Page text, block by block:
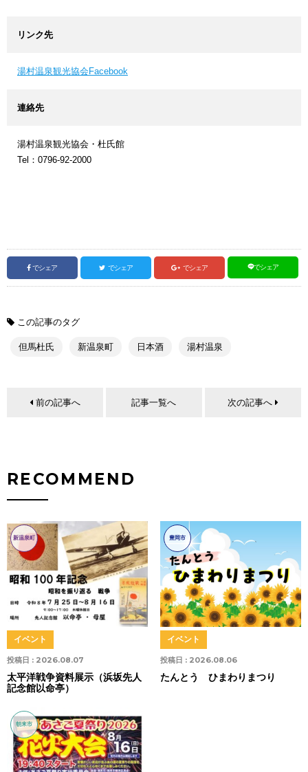
リンク先
湯村温泉観光協会Facebook
連絡先
湯村温泉観光協会・杜氏館
Tel：0796-92-2000
でシェア でシェア でシェア でシェア
この記事のタグ
但馬杜氏 新温泉町 日本酒 湯村温泉
前の記事へ 記事一覧へ 次の記事へ
RECOMMEND
新温泉町
投稿日 : 2026.08.07
イベント
太平洋戦争資料展示（浜坂先人
記念館以命亭）
豊岡市
投稿日 : 2026.08.06
イベント
たんとう ひまわりまつり
朝来市